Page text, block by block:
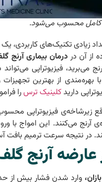
کامل محسوب می‌شود.
زیادی تکنیک‌های
از آن دردرمان بیماری آرنج
فیزیوتراپی می‌تواند
بهره‌مندی از بهترین
داریدکلینیک ترسرا
زیرشاخه‌ی فیزیوتراپی
آرنج می‌کنند. این امواج
در نتیجه سرعت ترمیم بافت‌
عارضهآرنج
وارد شدن فشار بیش از